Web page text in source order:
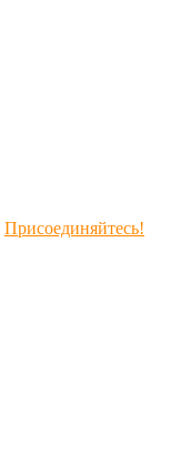
Присоединяйтесь!